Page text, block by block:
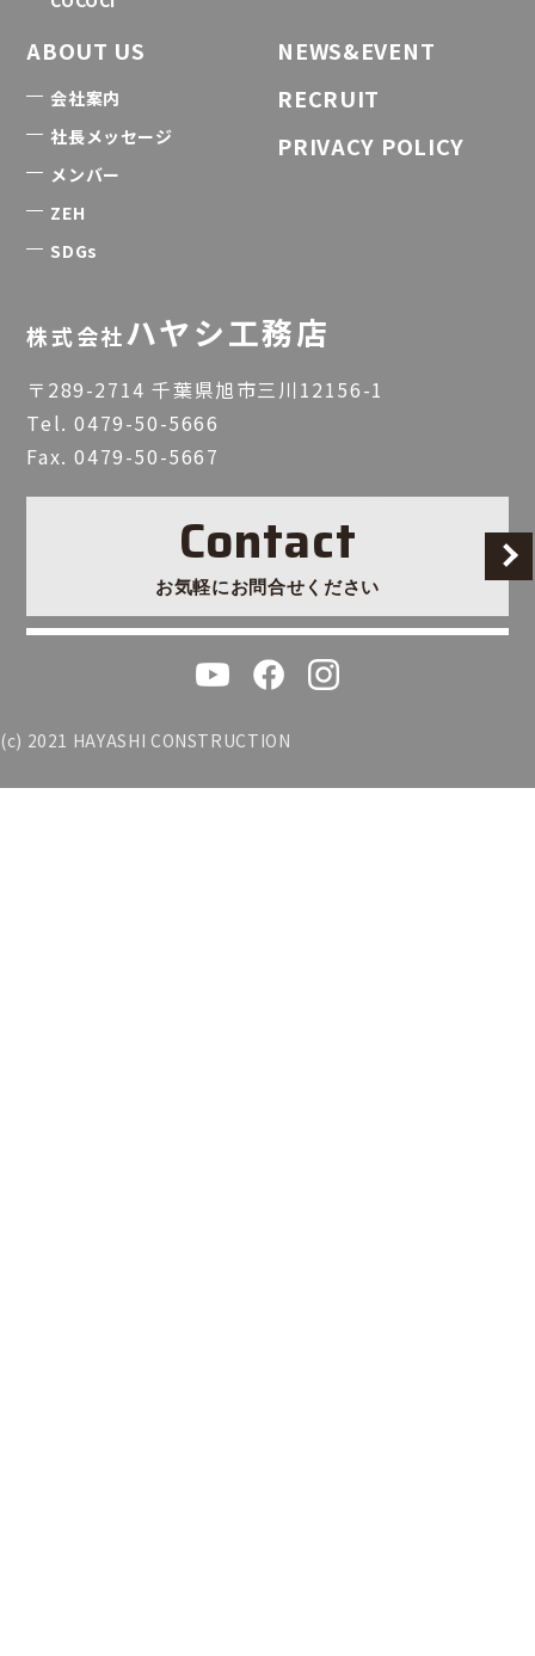
ABOUT US
会社案内
社長メッセージ
メンバー
ZEH
SDGs
NEWS&EVENT
RECRUIT
PRIVACY POLICY
株式会社ハヤシ工務店
〒289-2714 千葉県旭市三川12156-1
Tel.0479-50-5666
Fax. 0479-50-5667
Contact
お気軽にお問合せください
(c) 2021 HAYASHI CONSTRUCTION